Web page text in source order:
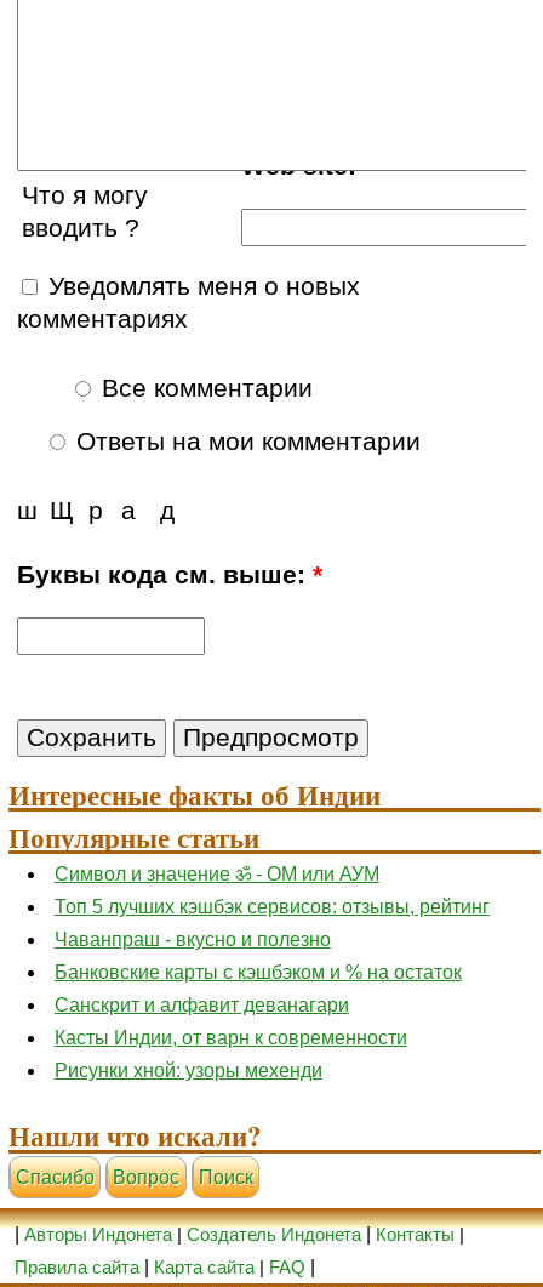
Web site:
Что я могу
вводить ?
Уведомлять меня о новых
комментариях
Все комментарии
Ответы на мои комментарии
ш р
Щ а д
Буквы кода см. выше:*
Интересные факты об Индии
Популярные статьи
Символ и значение ॐ - ОМ или АУМ
Топ 5 лучших кэшбэк сервисов: отзывы, рейтинг
Чаванпраш - вкусно и полезно
Банковские карты с кэшбэком и % на остаток
Санскрит и алфавит деванагари
Касты Индии, от варн к современности
Рисунки хной: узоры мехенди
Нашли что искали?
Cпасибо Вопрос Поиск
|Авторы Индонета|Создатель Индонета|Контакты|
Правила сайта
Карта сайта | FAQ